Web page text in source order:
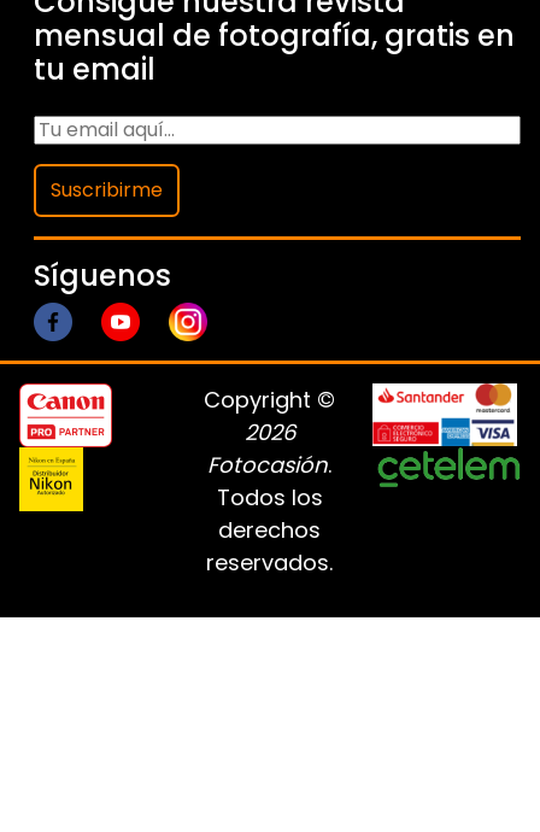
mensual de fotografía, gratis en
tu email
Suscribirme
Síguenos
Copyright ©
2026
Fotocasión.
Todos los
derechos
reservados.